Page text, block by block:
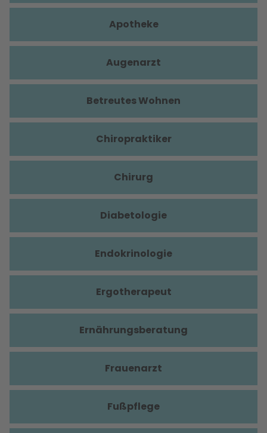
Apotheke
Augenarzt
Betreutes Wohnen
Chiropraktiker
Chirurg
Diabetologie
Endokrinologie
Ergotherapeut
Ernährungsberatung
Frauenarzt
Fußpflege